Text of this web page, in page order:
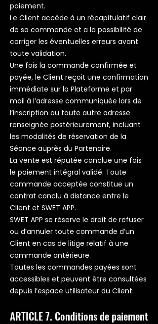
paiement.
Le Client accède à un récapitulatif clair
de sa commande et a la possibilité de
corriger les éventuelles erreurs avant
toute validation.
Une fois la commande confirmée et
payée, le Client reçoit une confirmation
immédiate sur la Plateforme et par
mail à l’adresse communiquée lors de
l’inscription ou toute autre adresse
renseignée postérieurement, incluant
les modalités de réservation de la
Séance auprès du Partenaire.
La vente est réputée conclue une fois
le paiement intégral validé. Toute
commande acceptée constitue un
contrat conclu à distance entre le
Client et SWET APP.
SWET APP se réserve le droit de refuser
ou d’annuler toute commande d’un
Client en cas de litige relatif à une
commande antérieure.
Toutes les commandes payées sont
accessibles et peuvent être consultées
depuis l’espace utilisateur du Client.
ARTICLE 7. Conditions de paiement